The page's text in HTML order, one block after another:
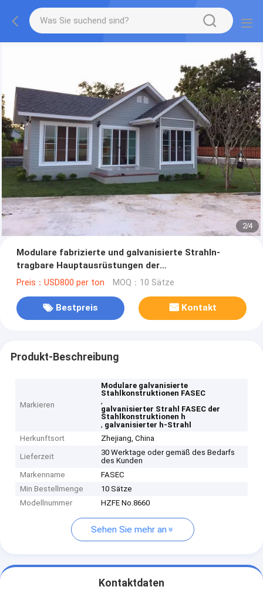
2/4
Modulare fabrizierte und galvanisierte Strahln-
tragbare Hauptausrüstungen der
Stahlkonstruktions-H
Preis：USD800 per ton MOQ：10 Sätze
Bestpreis Kontakt
Produkt-Beschreibung
Markieren
Modulare galvanisierte
Stahlkonstruktionen FASEC
,
galvanisierter Strahl FASEC der
Stahlkonstruktionen h
, galvanisierter h-Strahl
Herkunftsort
Zhejiang, China
Lieferzeit
30 Werktage oder gemäß des Bedarfs
des Kunden
Markenname
FASEC
Min Bestellmenge
10 Sätze
Modellnummer
HZFE No.8660
Sehen Sie mehr an
Kontaktdaten